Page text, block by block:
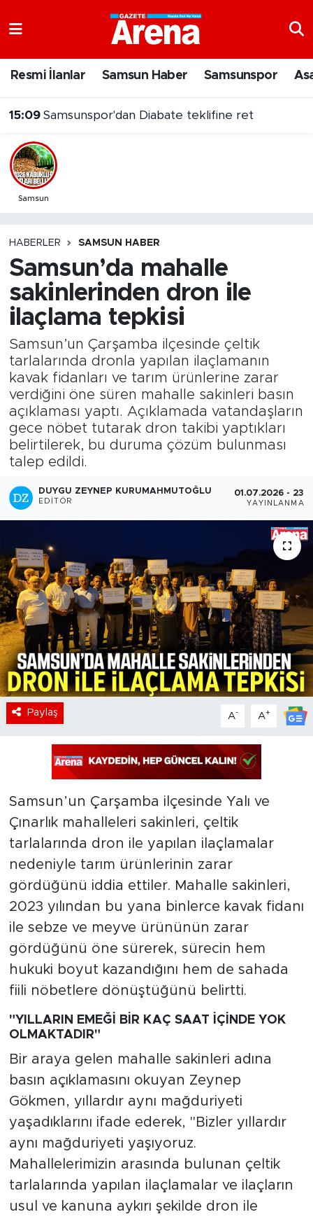
Resmi İlanlar Samsun Haber Samsunspor
15:09 Samsunspor'dan Diabate teklifine ret
Samsun
HABERLER SAMSUN HABER
Samsun’da mahalle
sakinlerinden dron ile
ilaçlama tepkisi
Samsun’un Çarşamba ilçesinde çeltik
tarlalarında dronla yapılan ilaçlamanın
kavak fidanları ve tarım ürünlerine zarar
verdiğini öne süren mahalle sakinleri basın
açıklaması yaptı. Açıklamada vatandaşların
gece nöbet tutarak dron takibi yaptıkları
belirtilerek, bu duruma çözüm bulunması
talep edildi.
DUYGU ZEYNEP KURUMAHMUTOĞLU
EDITÖR
01.07.2026 -
YAYINLANMA
Paylaş A- A+
Samsun’un Çarşamba ilçesinde Yalı ve
Çınarlık mahalleleri sakinleri, çeltik
tarlalarında dron ile yapılan ilaçlamalar
nedeniyle tarım ürünlerinin zarar
gördüğünü iddia ettiler. Mahalle sakinleri,
2023 yılından bu yana binlerce kavak fidanı
ile sebze ve meyve ürününün zarar
gördüğünü öne sürerek, sürecin hem
hukuki boyut kazandığını hem de sahada
fiili nöbetlere dönüştüğünü belirtti.
"YILLARIN EMEĞİ BİR KAÇ SAAT İÇİNDE YOK
OLMAKTADIR"
Bir araya gelen mahalle sakinleri adına
basın açıklamasını okuyan Zeynep
Gökmen, yıllardır aynı mağduriyeti
yaşadıklarını ifade ederek, "Bizler yıllardır
aynı mağduriyeti yaşıyoruz.
Mahallelerimizin arasında bulunan çeltik
tarlalarında yapılan ilaçlamalar ve ilaçların
usul ve kanuna aykırı şekilde dron ile
Samsun Namaz Vakitleri
Trafik Durumu
Süper Lig Puan Durumu ve Fikstür
Son Dakika Haberleri
Haber Arşivi